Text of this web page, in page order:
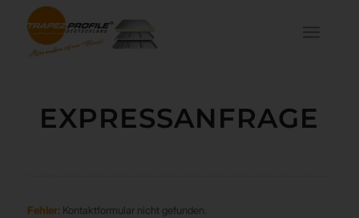
EXPRESSANFRAGE
Fehler:Kontaktformular nicht gefunden.